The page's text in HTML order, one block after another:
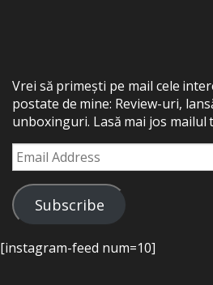
Vrei să primești pe mail cele
postate de mine: Review-uri,
unboxinguri. Lasă mai jos mailul
Email
Address
Subscribe
[instagram-feed num=10]